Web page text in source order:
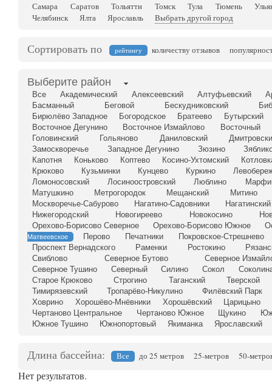
Самара
Саратов Тольятти Томск Тула Тюмень
Челябинск
Ялта Ярославль Выбрать другой город
Сортировать по рейтингу количеству отзывов
Выберите район
Все Академический Алексеевский Алтуфьевский
Басманный
Беговой Бескудниковский
Бирюлёво Западное
Богородское Братеево
Бутырский
Восточное Дегунино
Восточное Измайлово
Восточный
Головинский
Гольяново Даниловский
Замоскворечье
Западное Дегунино Зюзино
Капотня
Коньково Коптево Косино-Ухтомский
Крюково
Кузьминки Кунцево Куркино
Ломоносовский
Лосиноостровский Люблино
Матушкино
Метрогородок Мещанский
Митино
Москворечье-Сабурово
Нагатино-Садовники
Нижегородский
Новогиреево Новокосино
Орехово-Борисово Северное
Орехово-Борисово Южное
Матвеевское Перово Печатники
Покровское-Стрешнево
Проспект Вернадского
Раменки Ростокино
Свиблово
Северное Бутово
Северное
Северное Тушино
Северный Силино Сокол
Старое Крюково
Строгино Таганский
Тверской
Тимирязевский
Тропарёво-Никулино
Филёвский Парк
Ховрино
Хорошёво-Мнёвники Хорошёвский
Царицыно
Чертаново Центральное
Чертаново Южное Щукино
Южное Тушино
Южнопортовый Якиманка Ярославский
Длина бассейна: Все до 25 метров 25-метров 50-
Нет результатов.